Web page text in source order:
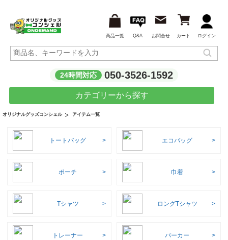
商品一覧 Q&A お問合せ カート ログイン
24時間対応 050-3526-1592
カテゴリーから探す
オリジナルグッズコンシェル アイテム一覧
トートバッグ エコバッグ
ポーチ 巾着
Tシャツ ロングTシャツ
トレーナー パーカー